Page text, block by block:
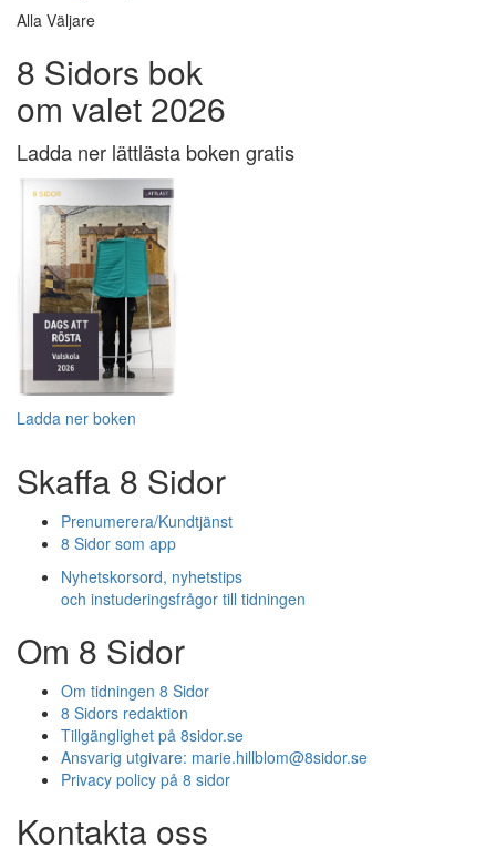
Alla Väljare
8 Sidors bok
om valet 2026
Ladda ner lättlästa boken gratis
Ladda ner boken
Skaffa 8 Sidor
Prenumerera/Kundtjänst
8 Sidor som app
Nyhetskorsord, nyhetstips
och instuderingsfrågor till tidningen
Om 8 Sidor
Om tidningen 8 Sidor
8 Sidors redaktion
Tillgänglighet på 8sidor.se
Ansvarig utgivare: marie.hillblom@8sidor.se
Privacy policy på 8 sidor
Kontakta oss